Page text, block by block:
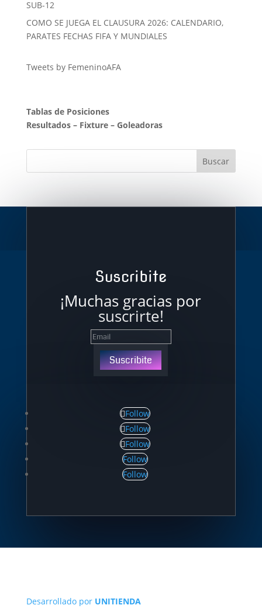
SUB-12
COMO SE JUEGA EL CLAUSURA 2026: CALENDARIO,
PARATES FECHAS FIFA Y MUNDIALES
Tweets by FemeninoAFA
Tablas de Posiciones
Resultados– Fixture– Goleadoras
Suscribite
¡Muchas gracias por
suscrirte!
Suscribite
Follow
Follow
Follow
Follow
Follow
Desarrollado por UNITIENDA